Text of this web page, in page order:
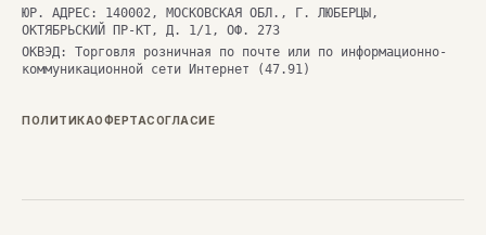
ЮР. АДРЕС: 140002, МОСКОВСКАЯ ОБЛ., Г. ЛЮБЕРЦЫ,
ОКТЯБРЬСКИЙ ПР-КТ, Д. 1/1, ОФ. 273
ОКВЭД: Торговля розничная по почте или по информационно-
коммуникационной сети Интернет (47.91)
ПОЛИТИКАОФЕРТАСОГЛАСИЕ